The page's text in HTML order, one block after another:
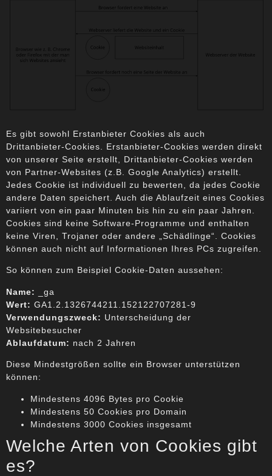
Es gibt sowohl Erstanbieter Cookies als auch
Drittanbieter-Cookies. Erstanbieter-Cookies werden direkt
von unserer Seite erstellt, Drittanbieter-Cookies werden
von Partner-Websites (z.B. Google Analytics) erstellt.
Jedes Cookie ist individuell zu bewerten, da jedes Cookie
andere Daten speichert. Auch die Ablaufzeit eines Cookies
variiert von ein paar Minuten bis hin zu ein paar Jahren.
Cookies sind keine Software-Programme und enthalten
keine Viren, Trojaner oder andere „Schädlinge“. Cookies
können auch nicht auf Informationen Ihres PCs zugreifen.
So können zum Beispiel Cookie-Daten aussehen:
Name:
_ga
Wert: GA1.2.1326744211.152122707281-9
Verwendungszweck: Unterscheidung der
Websitebesucher
Ablaufdatum: nach 2 Jahren
Diese Mindestgrößen sollte ein Browser unterstützen
können:
Mindestens 4096 Bytes pro Cookie
Mindestens 50 Cookies pro Domain
Mindestens 3000 Cookies insgesamt
Welche Arten von Cookies gibt
es?